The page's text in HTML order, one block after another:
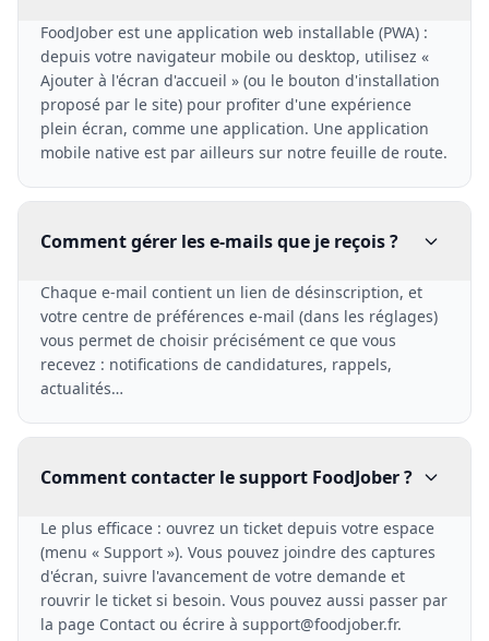
FoodJober est une application web installable (PWA) :
depuis votre navigateur mobile ou desktop, utilisez «
Ajouter à l'écran d'accueil » (ou le bouton d'installation
proposé par le site) pour profiter d'une expérience
plein écran, comme une application. Une application
mobile native est par ailleurs sur notre feuille de route.
Comment gérer les e-mails que je reçois ?
Chaque e-mail contient un lien de désinscription, et
votre centre de préférences e-mail (dans les réglages)
vous permet de choisir précisément ce que vous
recevez : notifications de candidatures, rappels,
actualités…
Comment contacter le support FoodJober ?
Le plus efficace : ouvrez un ticket depuis votre espace
(menu « Support »). Vous pouvez joindre des captures
d'écran, suivre l'avancement de votre demande et
rouvrir le ticket si besoin. Vous pouvez aussi passer par
la page Contact ou écrire à support@foodjober.fr.